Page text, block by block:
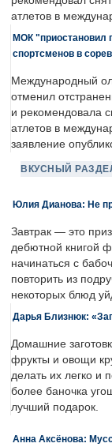
атлетов в
МОК "приостановил
спортсменов в
Международный
отменил
и рекомендовала
атлетов в
заявление
ВКУСНЫЙ
Юлия Дианова: Не
Завтрак — это
дебютной книгой
начинаться с
повторить из
некоторых блюд
Дарья Близнюк:
Домашние
фрукты и овощи
делать их легко и
более баночка
лучший подарок.
Анна Аксёнова: